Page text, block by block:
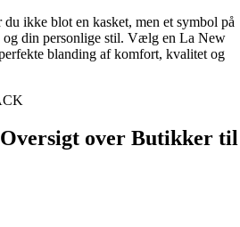
ikke blot en kasket, men et symbol på
din personlige stil. Vælg en La New
blanding af komfort, kvalitet og
Oversigt over Butikker til